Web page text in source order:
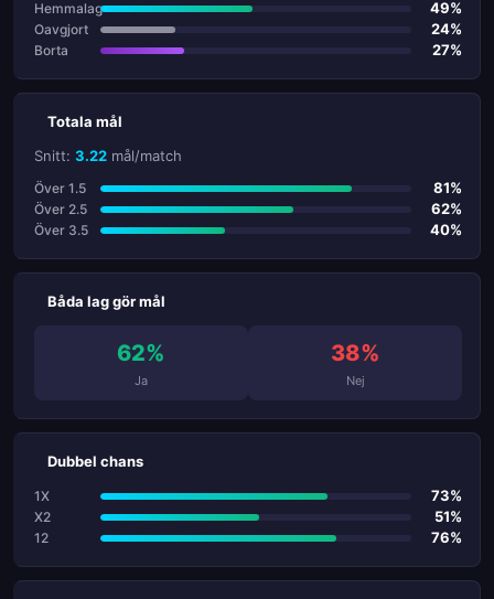
Hemmalag 49%
Oavgjort 24%
Borta 27%
Totala mål
Snitt: 3.22 mål/match
Över 1.5 81%
Över 2.5 62%
Över 3.5 40%
Båda lag gör mål
62%
Ja
38%
Nej
Dubbel chans
1X 73%
X2 51%
12 76%